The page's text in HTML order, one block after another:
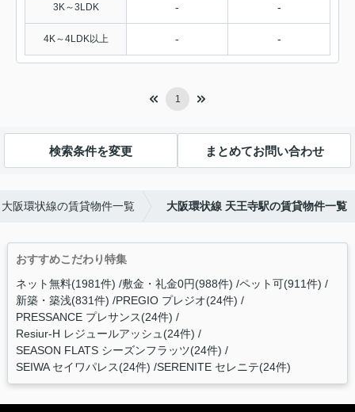
3K～3LDK - -
4K～4LDK以上 - -
1
検索条件を変更 まとめてお問い合わせ
大阪環状線の賃貸物件一覧 大阪環状線 天王寺駅の賃貸物件一覧
おすすめこだわり特集
ネット無料(1981件) 敷金・礼金0円(988件) ペット可(911件)
新築・築浅(831件) PREGIO プレジオ(24件)
PRESSANCE プレサンス(24件)
Resiur-H レジュールアッシュ(24件)
SEASON FLATS シーズンフラッツ(24件)
SEIWA セイワパレス(24件) SERENITE セレニテ(24件)